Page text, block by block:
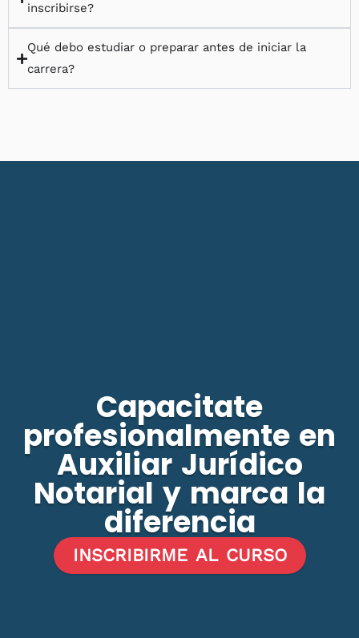
inscribirse?
Qué debo estudiar o preparar antes de iniciar la
carrera?
Capacitate
profesionalmente en
Auxiliar Jurídico
Notarial y marca la
diferencia
INSCRIBIRME AL CURSO